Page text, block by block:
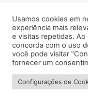
IPI IR IR 2021 IRPJ
Medida Provisória
Microempreendedor
da Economia
MP
Receita
Usamos cookies em
experiência mais
e visitas repetidas. Ao
concorda com o uso
você pode visitar
fornecer um
Configurações de